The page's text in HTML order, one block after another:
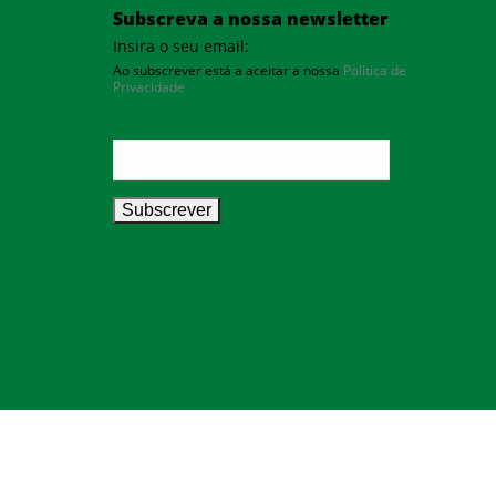
Subscreva a nossa newsletter
Insira o seu email:
Ao subscrever está a aceitar a nossa Política de
Privacidade